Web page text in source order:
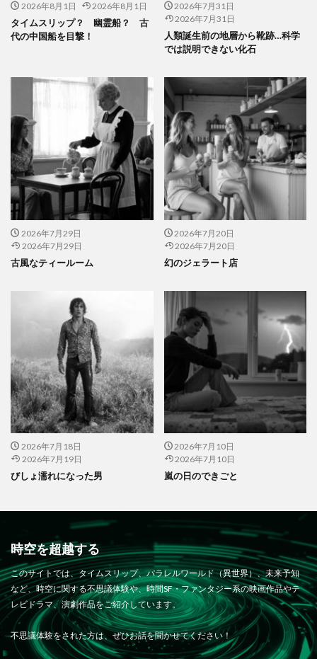
2026年8月1日 2026年8月1日
タイムスリップ？ 幽霊船？ 古
代の中国船を目撃！
2026年7月31日
2026年7月31日
人類誕生前の地層から靴跡…科学
では説明できない化石
2026年7月29日
2026年7月29日
古風なティールーム
2026年7月20日
2026年7月20日
幻のジェラート店
2026年7月18日
2026年7月19日
びしょ濡れになった男
2026年7月10日
2026年7月10日
嵐の日のできごと
時空を超越する
このサイトでは、タイムスリップ、パラレルワールド（異世界）、未来予知
など、時空に関する不思議体験や、時間SF・ファンタジー系の映画作品やテ
レビドラマ、演劇作品をご紹介しています。
不思議体験をされた方は、ぜひお話を聞かせてください！